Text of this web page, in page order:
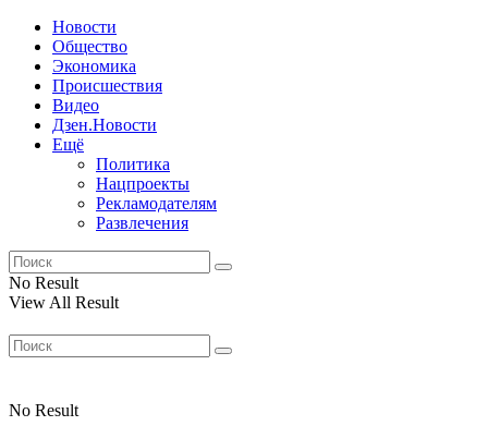
Новости
Общество
Экономика
Происшествия
Видео
Дзен.Новости
Ещё
Политика
Нацпроекты
Рекламодателям
Развлечения
No Result
View All Result
No Result